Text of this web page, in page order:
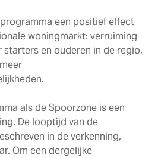
een positief effect
woningmarkt: verruiming
en ouderen in de regio,
als de Spoorzone is een
De looptijd van de
in de verkenning,
Om een dergelijke